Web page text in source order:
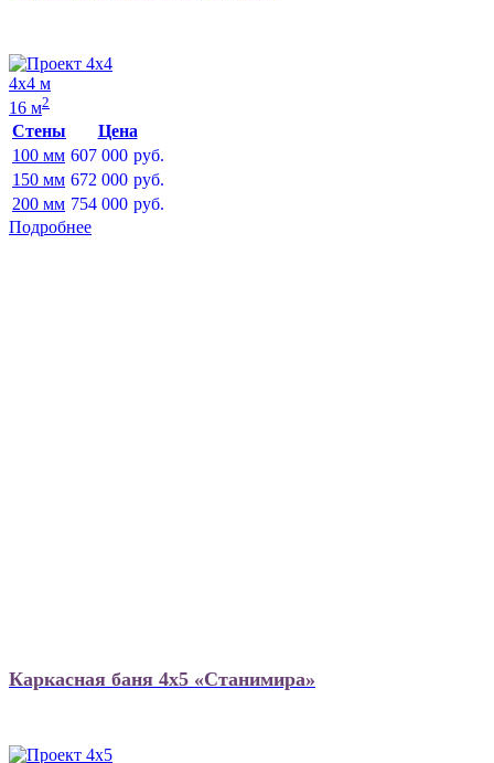
4х4 м
16 м2
Стены
Цена
100 мм 607 000 руб.
150 мм 672 000 руб.
200 мм 754 000 руб.
Подробнее
Каркасная баня 4х5 «Станимира»